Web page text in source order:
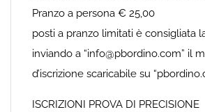
Pranzo a persona € 25,00
posti a pranzo limitati è consigliata
inviando a “info@pbordino.com” il
d’iscrizione scaricabile su
ISCRIZIONI PROVA DI PRECISIONE